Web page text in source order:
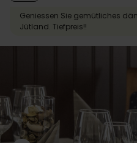
Geniessen Sie gemütliches
Jütland. Tiefpreis!!